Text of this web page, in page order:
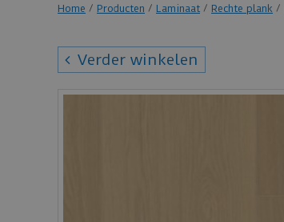
Home Producten Laminaat Rechte plank
Verder winkelen